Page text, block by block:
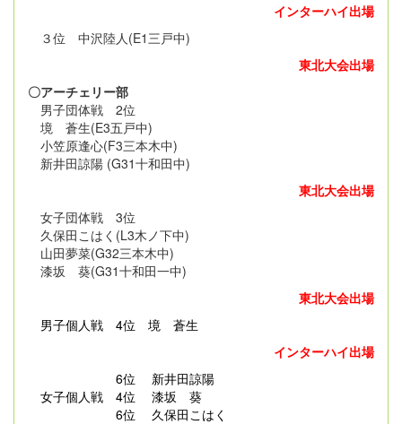
インターハイ出場
３位 中沢陸人(E1三戸中)
東北大会出場
〇アーチェリー部
男子団体戦 2位
境 蒼生(E3五戸中)
小笠原逢心(F3三本木中)
新井田諒陽 (G31十和田中)
東北大会出場
女子団体戦 3位
久保田こはく(L3木ノ下中)
山田夢菜(G32三本木中)
漆坂 葵(G31十和田一中)
東北大会出場
男子個人戦 4位 境 蒼生
インターハイ出場
6位 新井田諒陽
女子個人戦 4位 漆坂 葵
6位 久保田こはく